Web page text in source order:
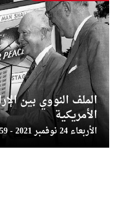
الملف النووي بين
الأمريكية
الأربعاء 24 نوفمبر 2021 - 12:39:59